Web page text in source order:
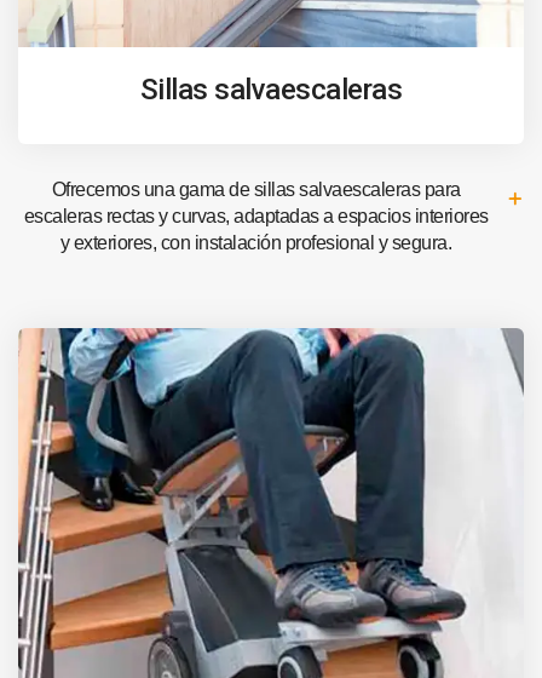
Sillas salvaescaleras
Ofrecemos una gama de sillas salvaescaleras para
escaleras rectas y curvas, adaptadas a espacios interiores
y exteriores, con instalación profesional y segura.